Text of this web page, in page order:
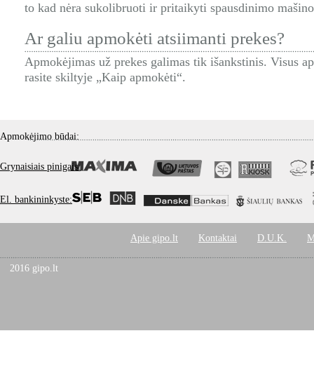
to kad nėra sukolibruoti ir pritaikyti spausdinimo
Ar galiu apmokėti atsiimanti prekes?
Apmokėjimas už prekes galimas tik išankstinis. Visus
rasite skiltyje „Kaip apmokėti“.
Apmokėjimo būdai:
Grynaisiais pinigais:
El. bankininkyste:
Apie gipo.lt Kontaktai D.U.K.
2016 gipo.lt